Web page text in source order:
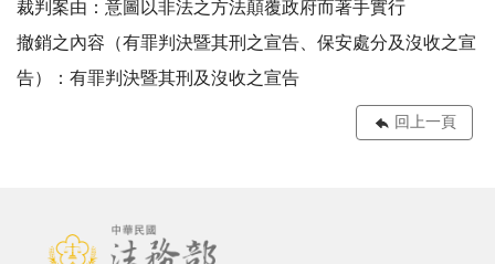
裁判案由：意圖以非法之方法顛覆政府而著手實行
撤銷之內容（有罪判決暨其刑之宣告、保安處分及沒收之宣
告）：有罪判決暨其刑及沒收之宣告
回上一頁